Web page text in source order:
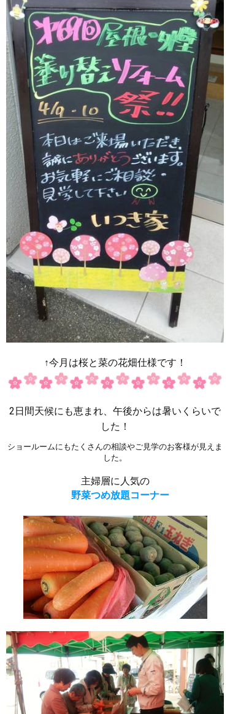
↑今月は桜と菜の花畑仕様です！
2日間天候にも恵まれ、午後からは暑いくらいで
した！
ショールームにもたくさんの相談やご見学のお客様が見えま
した。
主婦層に人気の
野菜つめ放題コーナー